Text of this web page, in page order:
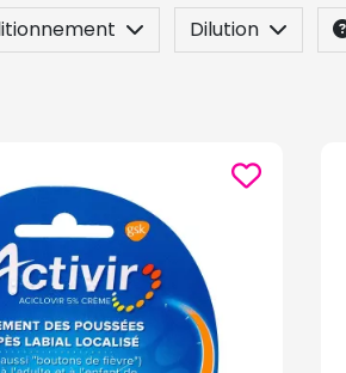
Dilution